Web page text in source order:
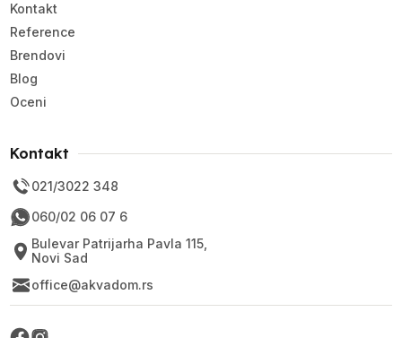
Kontakt
Reference
Brendovi
Blog
Oceni
Kontakt
021/3022 348
060/02 06 07 6
Bulevar Patrijarha Pavla 115,
Novi Sad
office@akvadom.rs